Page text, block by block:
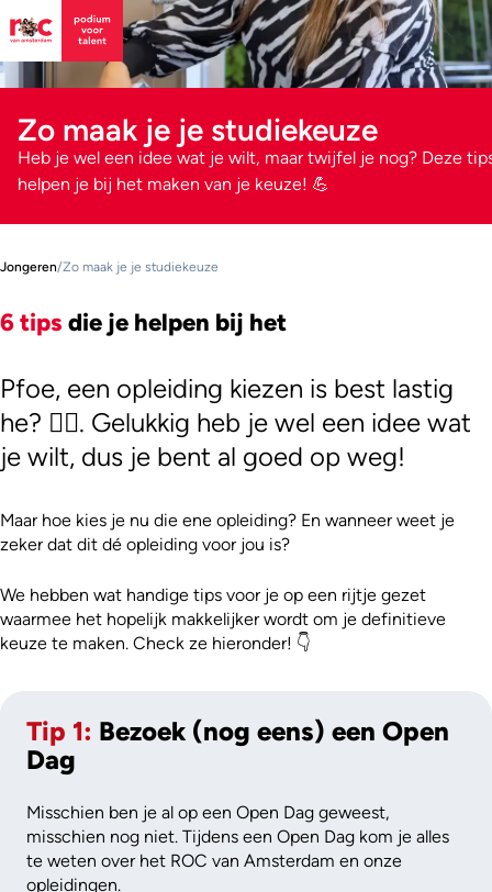
Zo maak je je studiekeuze
Heb je wel een idee wat je wilt, maar twijfel je nog? Deze
helpen je bij het maken van je keuze! 💪
Jongeren/Zo maak je je studiekeuze
6 tips die je helpen bij het
Pfoe, een opleiding kiezen is best lastig
he? 😵‍💫. Gelukkig heb je wel een idee wat
je wilt, dus je bent al goed op weg!
Maar hoe kies je nu die ene opleiding? En wanneer weet je
zeker dat dit dé opleiding voor jou is?
We hebben wat handige tips voor je op een rijtje gezet
waarmee het hopelijk makkelijker wordt om je definitieve
keuze te maken. Check ze hieronder! 👇
Tip 1: Bezoek (nog eens) een Open
Dag
Misschien ben je al op een Open Dag geweest,
misschien nog niet. Tijdens een Open Dag kom je alles
te weten over het ROC van Amsterdam en onze
opleidingen.